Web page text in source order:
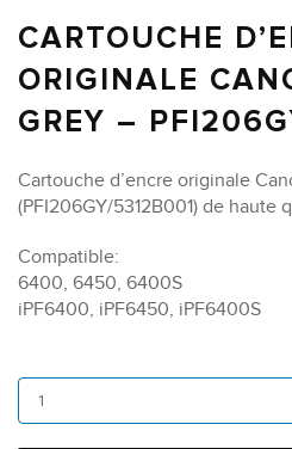
CARTOUCHE
ORIGINALE
GREY –
Cartouche d’encre originale
(PFI206GY/5312B001) de haute
Compatible:
6400, 6450, 6400S
iPF6400, iPF6450, iPF6400S